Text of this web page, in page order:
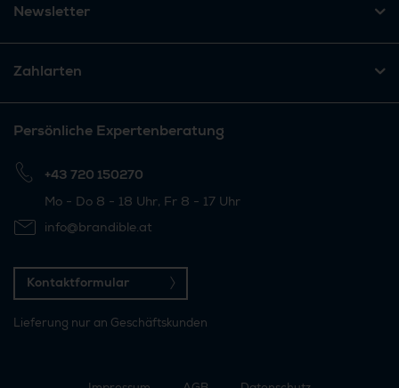
Newsletter
Zahlarten
Persönliche Expertenberatung
+43 720 150270
Mo - Do 8 - 18 Uhr, Fr 8 - 17 Uhr
info@brandible.at
Kontaktformular
Lieferung nur an Geschäftskunden